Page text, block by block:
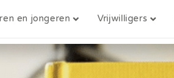
en jongeren Vrijwilligers